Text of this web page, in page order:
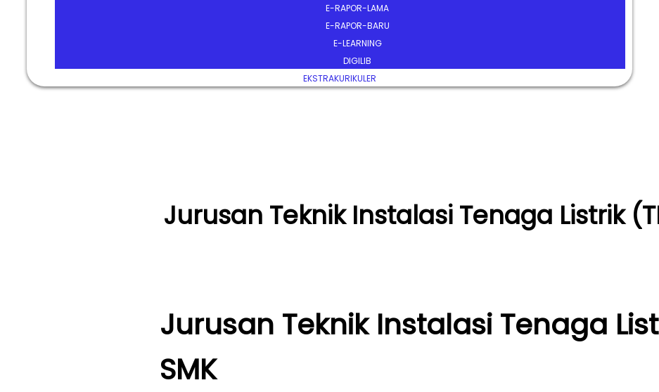
E-RAPOR-LAMA
E-RAPOR-BARU
E-LEARNING
DIGILIB
EKSTRAKURIKULER
Jurusan Teknik Instalasi Tenaga Listrik
Jurusan Teknik Instalasi Tenaga
SMK